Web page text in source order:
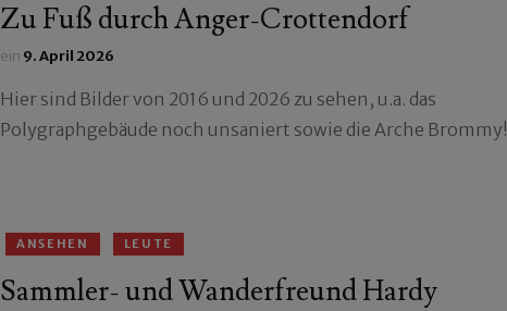
Zu Fuß durch Anger-Crottendorf
ein 9. April 2026
Hier sind Bilder von 2016 und 2026 zu sehen, u.a. das
Polygraphgebäude noch unsaniert sowie die Arche Brommy!
ANSEHEN LEUTE
Sammler- und Wanderfreund Hardy